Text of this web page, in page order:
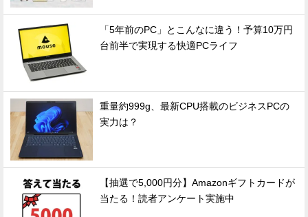
「5年前のPC」とこんなに違う！予算10万円
台前半で実現する快適PCライフ
重量約999g、最新CPU搭載のビジネスPCの
実力は？
【抽選で5,000円分】Amazonギフトカードが
当たる！読者アンケート実施中